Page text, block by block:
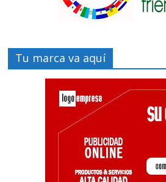
Tu marca va aquí